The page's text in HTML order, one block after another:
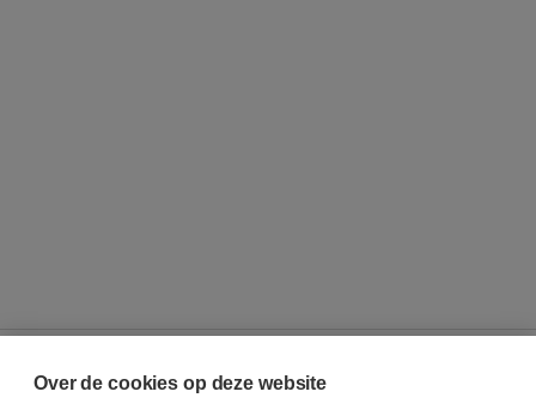
Over de cookies op deze website